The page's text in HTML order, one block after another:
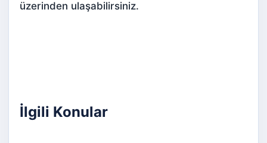
üzerinden ulaşabilirsiniz.
İlgili Konular